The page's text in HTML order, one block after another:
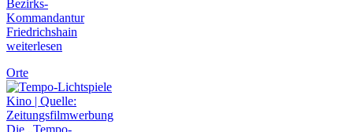
Bezirks-
Kommandantur
Friedrichshain
weiterlesen
Orte
Die „Tempo-